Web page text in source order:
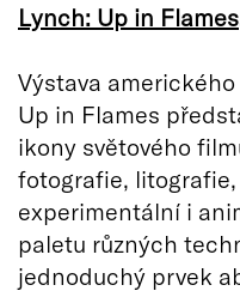
Lynch: Up in Flames
Výstava
Up in Flames
ikony světového
fotografie,
experimentální i
paletu různých
jednoduchý prvek